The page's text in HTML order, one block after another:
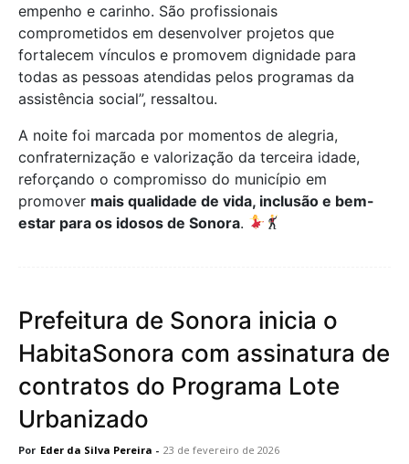
empenho e carinho. São profissionais
comprometidos em desenvolver projetos que
fortalecem vínculos e promovem dignidade para
todas as pessoas atendidas pelos programas da
assistência social”, ressaltou.
A noite foi marcada por momentos de alegria,
confraternização e valorização da terceira idade,
reforçando o compromisso do município em
promover mais qualidade de vida, inclusão e bem-
estar para os idosos de Sonora.
Prefeitura de Sonora inicia o
HabitaSonora com assinatura de
contratos do Programa Lote
Urbanizado
Por Eder da Silva Pereira - 23 de fevereiro de 2026